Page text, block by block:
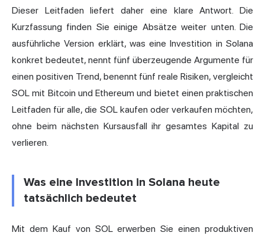
Dieser Leitfaden liefert daher eine klare Antwort. Die
Kurzfassung finden Sie einige Absätze weiter unten. Die
ausführliche Version erklärt, was eine Investition in Solana
konkret bedeutet, nennt fünf überzeugende Argumente für
einen positiven Trend, benennt fünf reale Risiken, vergleicht
SOL mit Bitcoin und Ethereum und bietet einen praktischen
Leitfaden für alle, die SOL kaufen oder verkaufen möchten,
ohne beim nächsten Kursausfall ihr gesamtes Kapital zu
verlieren.
Was eine Investition in Solana heute
tatsächlich bedeutet
Mit dem Kauf von SOL erwerben Sie einen produktiven